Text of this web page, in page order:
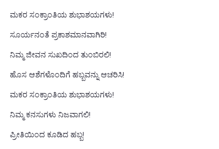
ಮಕರ ಸಂಕ್ರಾಂತಿಯ ಶುಭಾಶಯಗಳು!
ಸೂರ್ಯನಂತೆ ಪ್ರಕಾಶಮಾನವಾಗಿರಿ!
ನಿಮ್ಮ ಜೀವನ ಸುಖದಿಂದ ತುಂಬಿರಲಿ!
ಹೊಸ ಆಶೆಗಳೊಂದಿಗೆ ಹಬ್ಬವನ್ನು ಆಚರಿಸಿ!
ಮಕರ ಸಂಕ್ರಾಂತಿಯ ಶುಭಾಶಯಗಳು!
ನಿಮ್ಮ ಕನಸುಗಳು ನಿಜವಾಗಲಿ!
ಪ್ರೀತಿಯಿಂದ ಕೂಡಿದ ಹಬ್ಬ!